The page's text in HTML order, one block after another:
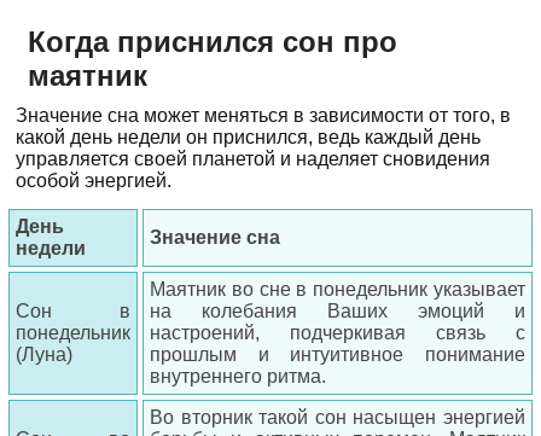
Когда приснился сон про
маятник
Значение сна может меняться в зависимости от того, в
какой день недели он приснился, ведь каждый день
управляется своей планетой и наделяет сновидения
особой энергией.
День
недели
Значение сна
Сон в
понедельник
(Луна)
Маятник во сне в понедельник указывает
на колебания Ваших эмоций и
настроений, подчеркивая связь с
прошлым и интуитивное понимание
внутреннего ритма.
Во вторник такой сон насыщен энергией